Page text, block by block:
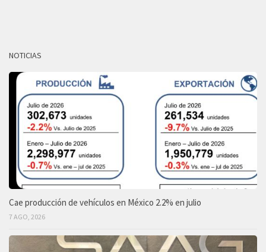
NOTICIAS
Cae producción de vehículos en México 2.2% en julio
7 AGO, 2026